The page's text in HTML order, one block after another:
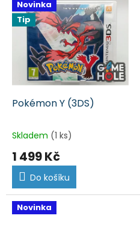
Novinka
Tip
Pokémon Y (3DS)
Skladem (1 ks)
1 499 Kč
Do košíku
Novinka